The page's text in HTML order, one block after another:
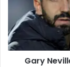
Gary